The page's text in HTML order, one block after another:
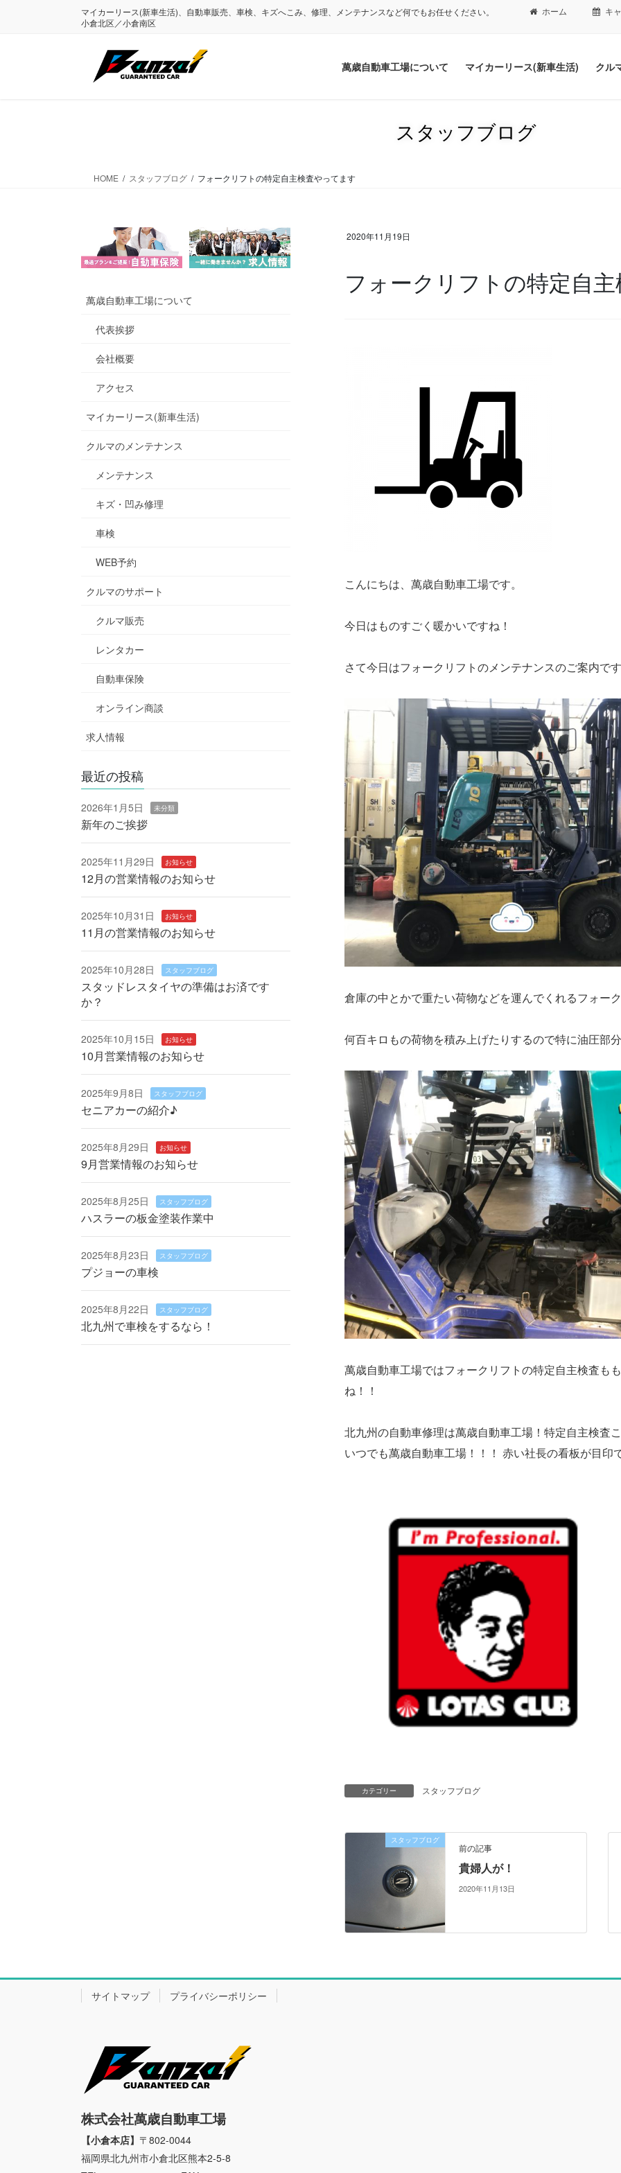
マイカーリース(新車生活)、自動車販売、車検、キズへこみ、修理、メンテナンスなど何でもお任せください。
小倉北区／小倉南区
ホーム キ
萬歳自動車工場について マイカーリース(新車生活) クル
スタッフブログ
HOME スタッフブログ フォークリフトの特定自主検査やってます
2020年11月19日
フォークリフトの特定自
こんにちは、萬歳自動車工場です。
今日はものすごく暖かいですね！
さて今日はフォークリフトのメンテナンスのご案内で
倉庫の中とかで重たい荷物などを運んでくれるフォー
何百キロもの荷物を積み上げたりするので特に油圧部
萬歳自動車工場ではフォークリフトの特定自主検査も
ね！！
北九州の自動車修理は萬歳自動車工場！特定自主検査
いつでも萬歳自動車工場！！！ 赤い社長の看板が目印
カテゴリー スタッフブログ
スタッフブログ
前の記事
貴婦人が！
2020年11月13日
萬歳自動車工場について
代表挨拶
会社概要
アクセス
マイカーリース(新車生活)
クルマのメンテナンス
メンテナンス
キズ・凹み修理
車検
WEB予約
クルマのサポート
クルマ販売
レンタカー
自動車保険
オンライン商談
求人情報
最近の投稿
2026年1月5日 未分類
新年のご挨拶
2025年11月29日 お知らせ
12月の営業情報のお知らせ
2025年10月31日 お知らせ
11月の営業情報のお知らせ
2025年10月28日 スタッフブログ
スタッドレスタイヤの準備はお済です
か？
2025年10月15日 お知らせ
10月営業情報のお知らせ
2025年9月8日 スタッフブログ
セニアカーの紹介♪
2025年8月29日 お知らせ
9月営業情報のお知らせ
2025年8月25日 スタッフブログ
ハスラーの板金塗装作業中
2025年8月23日 スタッフブログ
プジョーの車検
2025年8月22日 スタッフブログ
北九州で車検をするなら！
サイトマップ プライバシーポリシー
株式会社萬歳自動車工場
【小倉本店】 〒802-0044
福岡県北九州市小倉北区熊本2-5-8